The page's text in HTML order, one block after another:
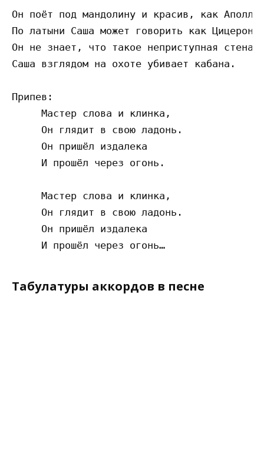
Он поёт под мандолину и красив, как
По латыни Саша может говорить как Цицерон.
Он не знает, что такое неприступная стена,
Саша взглядом на охоте убивает кабана.
Припев:
     Мастер слова и клинка,
     Он глядит в свою ладонь.
     Он пришёл издалека
     И прошёл через огонь.
     Мастер слова и клинка,
     Он глядит в свою ладонь.
     Он пришёл издалека
Табулатуры аккордов в песне